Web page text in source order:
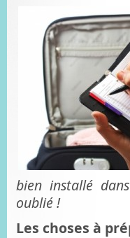
bien installé
oublié !
Les choses à